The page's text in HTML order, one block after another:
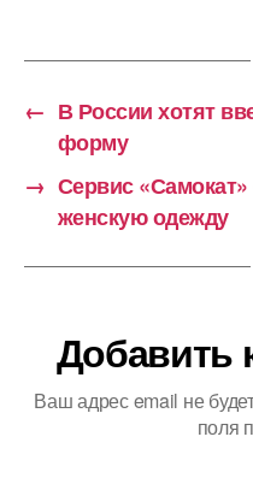
← В России хотят
форму
→ Сервис
женскую одежду
Добавить
Ваш адрес email не
поля